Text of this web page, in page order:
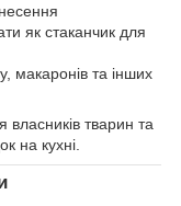
як стаканчик для
макаронів та інших
тварин та
на кухні.